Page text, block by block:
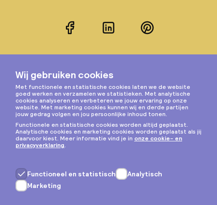
FacebookLinkedInPinterest
Instagram
Privacy & cookies
Algemene voorwaarden